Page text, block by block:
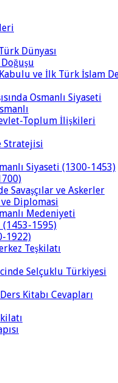
Dünyası
ve İlk Türk İslam
Osmanlı Siyaseti
Toplum İlişkileri
Stratejisi
Siyaseti (1300-1453)
Savaşçılar ve Askerler
ve Diplomasi
Medeniyeti
(1453-1595)
1922)
Teşkilatı
Selçuklu Türkiyesi
Kitabı Cevapları